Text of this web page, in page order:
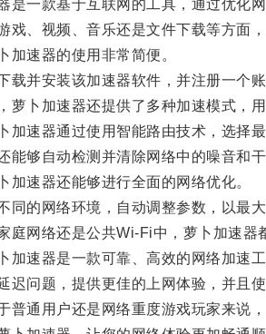
一款基于互联网的工具，通过优化网
、视频、音乐还是文件下载等方面
速器的使用非常简便。
并安装该加速器软件，并注册一个账
卜加速器还提供了多种加速模式，用
速器通过使用智能路由技术，选择
够自动检测并清除网络中的噪音和干
速器还能够进行全面的网络优化。
的网络环境，自动调整参数，以最大
网络还是公共Wi-Fi中，萝卜加速器
速器是一款可靠、高效的网络加速
问题，提供更佳的上网体验，并且
通用户还是网络重度游戏玩家来说，